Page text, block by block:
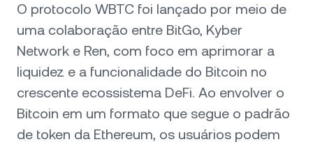
O protocolo WBTC foi lançado por meio de
uma colaboração entre BitGo, Kyber
Network e Ren, com foco em aprimorar a
liquidez e a funcionalidade do Bitcoin no
crescente ecossistema DeFi. Ao envolver o
Bitcoin em um formato que segue o padrão
de token da Ethereum, os usuários podem